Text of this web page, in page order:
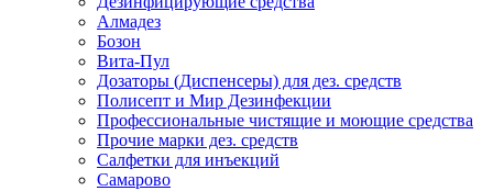
Алмадез
Бозон
Вита-Пул
Дозаторы (Диспенсеры) для дез. средств
Полисепт и Мир Дезинфекции
Профессиональные чистящие и моющие средства
Прочие марки дез. средств
Салфетки для инъекций
Самарово